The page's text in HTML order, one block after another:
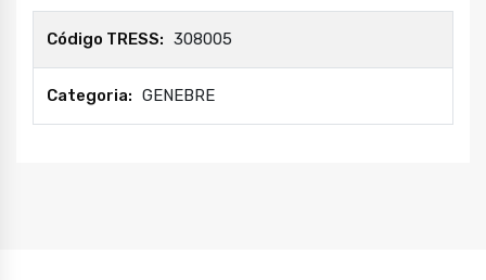
Código TRESS: 308005
Categoria: GENEBRE